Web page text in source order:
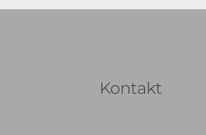
Kontakt